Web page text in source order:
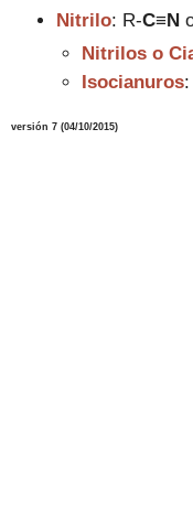
Nitrilo: R-C≡N
Nitrilos o
Isocianuros:
versión 7 (04/10/2015)